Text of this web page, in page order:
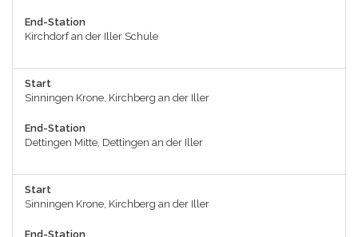
End-Station
Kirchdorf an der Iller Schule
Start
Sinningen Krone, Kirchberg an der Iller
End-Station
Dettingen Mitte, Dettingen an der Iller
Start
Sinningen Krone, Kirchberg an der Iller
End-Station